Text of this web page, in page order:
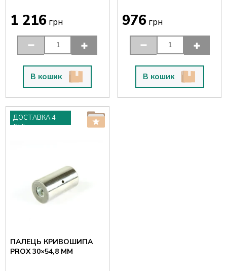
1 216 грн
В кошик
976 грн
В кошик
ДОСТАВКА 4
ДНІ
ПАЛЕЦЬ КРИВОШИПА
PROX 30×54,8 ММ